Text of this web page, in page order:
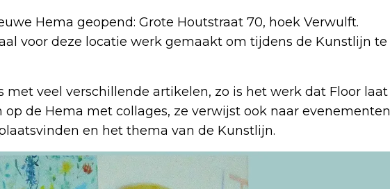
Hema geopend: Grote Houtstraat 70, hoek Verwulft.
voor deze locatie werk gemaakt om tijdens de Kunstlijn te
met veel verschillende artikelen, zo is het werk dat Floor laat
op de Hema met collages, ze verwijst ook naar evenementen
en het thema van de Kunstlijn.